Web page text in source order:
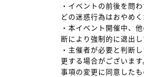
・イベントの前後を問
どの迷惑行為はおやめく
・本イベント開催中、
断により強制的に退出
・主催者が必要と判断
更する場合がございま
事項の変更に同意したも